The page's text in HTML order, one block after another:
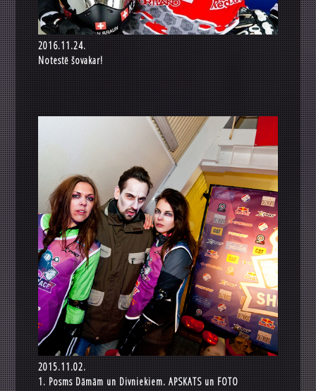
2016.11.24.
Notestē šovakar!
2015.11.02.
1. Posms Dāmām un Divniekiem. APSKATS un FOTO